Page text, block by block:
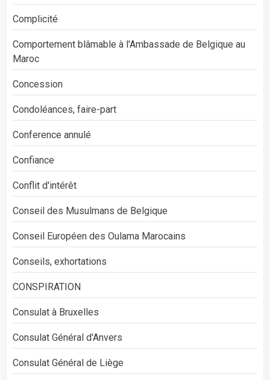
Complicité
Comportement blâmable à l'Ambassade de Belgique au
Maroc
Concession
Condoléances, faire-part
Conference annulé
Confiance
Conflit d'intérêt
Conseil des Musulmans de Belgique
Conseil Européen des Oulama Marocains
Conseils, exhortations
CONSPIRATION
Consulat à Bruxelles
Consulat Général d'Anvers
Consulat Général de Liège